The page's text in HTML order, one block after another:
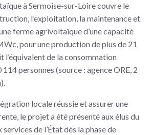
à Sermoise-sur-Loire couvre le
l’exploitation, la maintenance et
ferme agrivoltaïque d’une capacité
pour une production de plus de 21
l’équivalent de la consommation
114 personnes (source : agence ORE, 2
locale réussie et assurer une
le projet a été présenté aux élus du
de l’État dès la phase de